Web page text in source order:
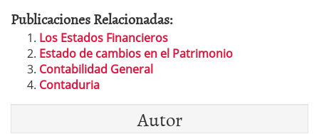
Publicaciones Relacionadas:
Los Estados Financieros
Estado de cambios en el Patrimonio
Contabilidad General
Contaduria
Autor